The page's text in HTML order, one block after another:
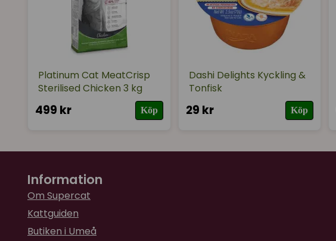
Platinum Cat MeatCrisp
Sterilised Chicken 3 kg
499 kr Köp
Dashi Delights Kyckling &
Tonfisk
29 kr Köp
Information
Om Supercat
Kattguiden
Butiken i Umeå